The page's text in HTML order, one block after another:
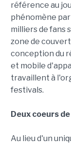
référence au
phénomène
milliers de fans
zone de
conception du
et mobile
travaillent à
festivals.
Deux coeurs
Au lieu d'un